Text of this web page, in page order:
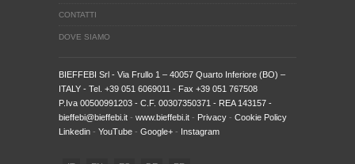
CONTATTI
DOVE SIAMO
BIEFFEBI Srl - Via Frullo 1 – 40057 Quarto Inferiore (BO) –
ITALY - Tel. +39 051 6069011 - Fax +39 051 767508
P.Iva 00500991203 - C.F. 00307350371 - REA 143157 -
bieffebi@bieffebi.it - www.bieffebi.it - Privacy - Cookie Policy
Linkedin - YouTube - Google+ - Instagram